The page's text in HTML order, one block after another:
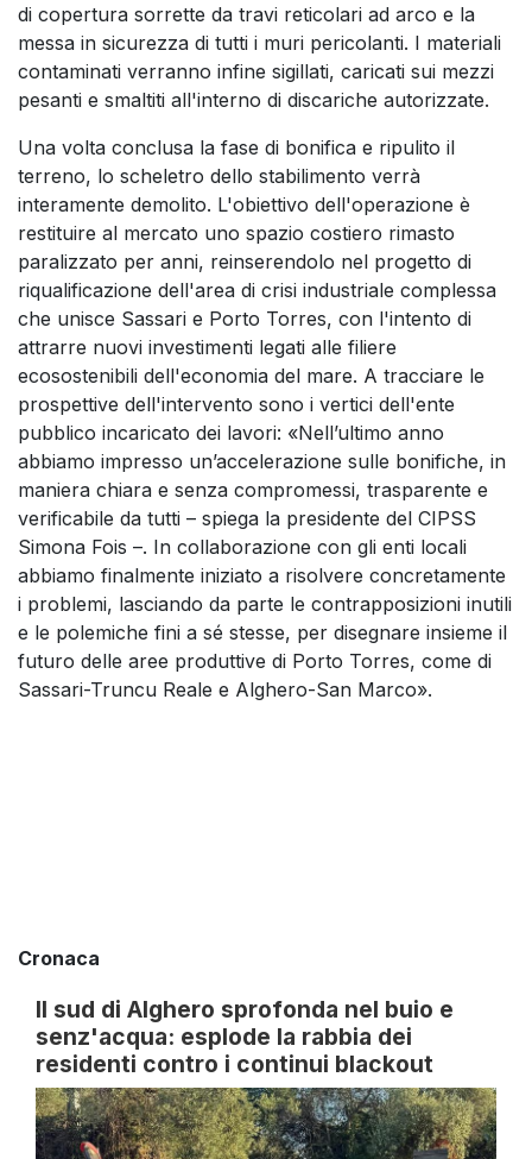
di copertura sorrette da travi reticolari ad arco e la
messa in sicurezza di tutti i muri pericolanti. I materiali
contaminati verranno infine sigillati, caricati sui mezzi
pesanti e smaltiti all'interno di discariche autorizzate.
Una volta conclusa la fase di bonifica e ripulito il
terreno, lo scheletro dello stabilimento verrà
interamente demolito. L'obiettivo dell'operazione è
restituire al mercato uno spazio costiero rimasto
paralizzato per anni, reinserendolo nel progetto di
riqualificazione dell'area di crisi industriale complessa
che unisce Sassari e Porto Torres, con l'intento di
attrarre nuovi investimenti legati alle filiere
ecosostenibili dell'economia del mare. A tracciare le
prospettive dell'intervento sono i vertici dell'ente
pubblico incaricato dei lavori: «Nell’ultimo anno
abbiamo impresso un’accelerazione sulle bonifiche, in
maniera chiara e senza compromessi, trasparente e
verificabile da tutti – spiega la presidente del CIPSS
Simona Fois –. In collaborazione con gli enti locali
abbiamo finalmente iniziato a risolvere concretamente
i problemi, lasciando da parte le contrapposizioni inutili
e le polemiche fini a sé stesse, per disegnare insieme il
futuro delle aree produttive di Porto Torres, come di
Sassari-Truncu Reale e Alghero-San Marco».
Cronaca
Il sud di Alghero sprofonda nel buio e
senz'acqua: esplode la rabbia dei
residenti contro i continui blackout